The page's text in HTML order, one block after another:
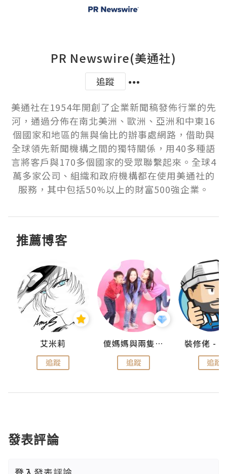
PR Newswire(美通社)
追蹤
美通社在1954年開創了企業新聞稿發佈行業的先
河，通過分佈在南北美洲、歐洲、亞洲和中東16
個國家和地區的無與倫比的辦事處網路，借助與
全球領先新聞機構之間的獨特關係，用40多種語
言將客戶與170多個國家的受眾聯繫起來。全球4
萬多家公司、組織和政府機構都在使用美通社的
服務，其中包括50%以上的財富500強企業。
推薦博客
艾米莉
追蹤
儍媽媽與兩隻小魔怪之家
追蹤 追蹤
發表評論